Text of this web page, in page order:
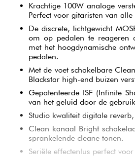
Krachtige 100W analoge
Perfect voor gitaristen van alle
De discrete, lichtgewicht
om op pedalen te reageren
met het hoogdynamische
pedalen.
Met de voet schakelbare
Blackstar high-end buizen
Gepatenteerde ISF (Infinite
van het geluid door de
Studio kwaliteit digitale
Clean kanaal Bright
sprankelende cleane tonen.
Seriële effectenlus perfect